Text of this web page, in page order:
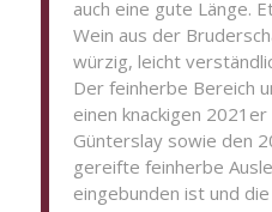
auch eine gute Länge.
Wein aus der
würzig, leicht
Der feinherbe Bereich
einen knackigen
Günterslay sowie den
gereifte feinherbe
eingebunden ist und